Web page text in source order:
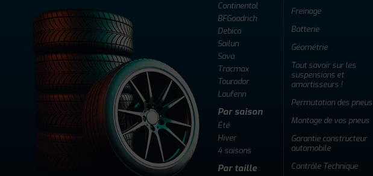
Continental
BFGoodrich
Debica
Sailun
Sava
Tracmax
Tourador
Laufenn
Par saison
Été
Hiver
4 saisons
Par taille
Freinage
Batterie
Géométrie
Tout savoir sur les
suspensions et
amortisseurs !
Permutation des pneus
Montage de vos pneus
Garantie constructeur
automobile
Contrôle Technique